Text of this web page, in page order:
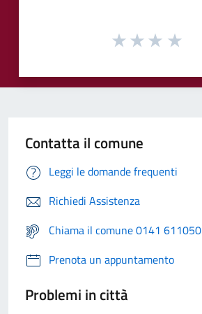
Contatta il comune
Leggi le domande frequenti
Richiedi Assistenza
Chiama il comune 0141 611050
Prenota un appuntamento
Problemi in città